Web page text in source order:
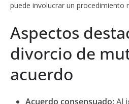
puede involucrar un procedimiento
Aspectos
divorcio de
acuerdo
Acuerdo consensuado:Al